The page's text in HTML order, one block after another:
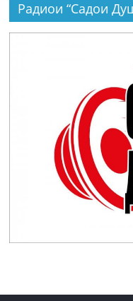
Радиои “Садои